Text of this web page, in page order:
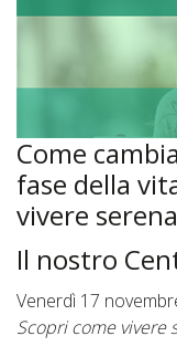
Come
fase della
vivere
Il nostro
Venerdì 17
Scopri come vivere